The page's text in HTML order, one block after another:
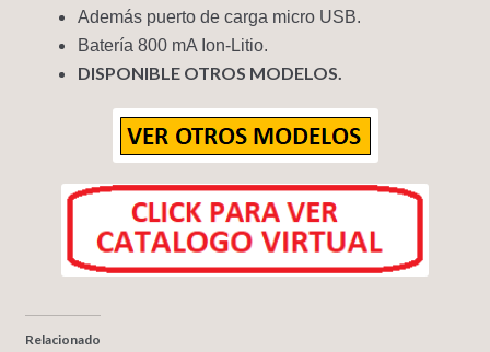
Además puerto de carga micro USB.
Batería 800 mA Ion-Litio.
DISPONIBLE OTROS MODELOS.
Relacionado